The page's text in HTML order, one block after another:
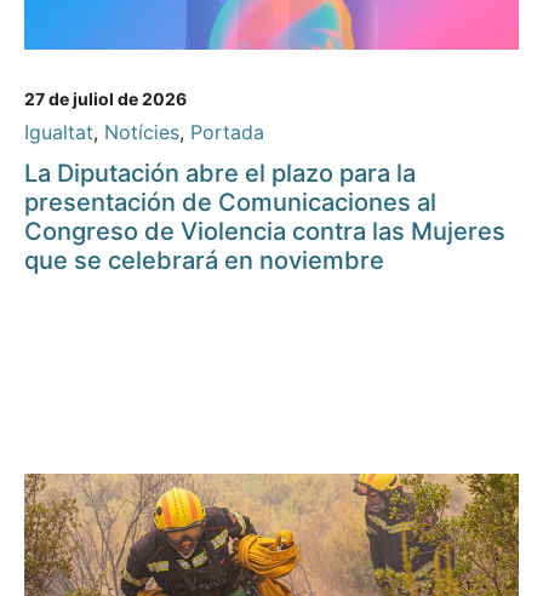
27 de juliol de 2026
Igualtat, Notícies, Portada
La Diputación abre el plazo para la
presentación de Comunicaciones al
Congreso de Violencia contra las Mujeres
que se celebrará en noviembre